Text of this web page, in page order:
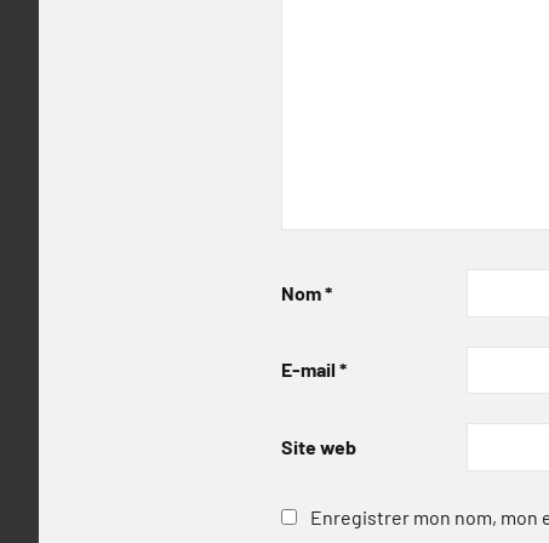
Nom*
E-mail *
Site web
Enregistrer mon nom, mon